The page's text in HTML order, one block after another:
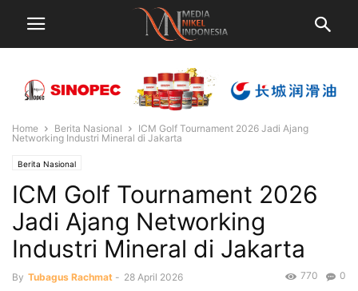
Home Berita Nasional
ICM Golf Tournament 2026 Jadi Ajang
Networking Industri Mineral di Jakarta
Berita Nasional
ICM Golf Tournament 2026
Jadi Ajang Networking
Industri Mineral di Jakarta
By Tubagus Rachmat - 28 April 2026 0
770